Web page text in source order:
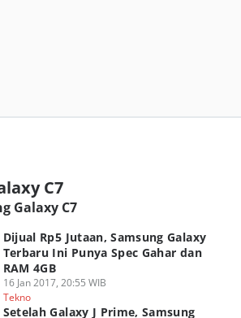
C7
Galaxy C7
Dijual Rp5 Jutaan, Samsung Galaxy
Terbaru Ini Punya Spec Gahar dan
RAM 4GB
16 Jan 2017, 20:55 WIB
Tekno
Setelah Galaxy J Prime, Samsung